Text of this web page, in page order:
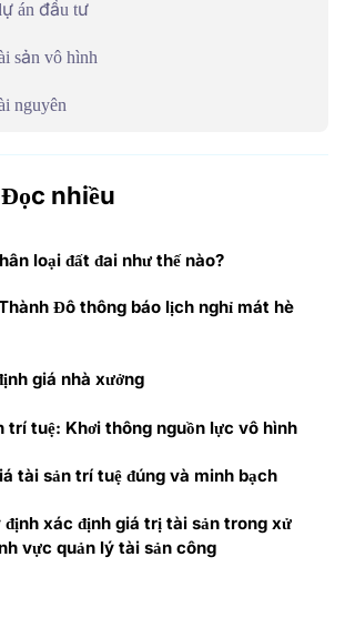
án đầu tư
sản vô hình
nguyên
Đọc nhiều
loại đất đai như thế nào?
Đô thông báo lịch nghỉ mát hè
giá nhà xưởng
trí tuệ: Khơi thông nguồn lực vô hình
tài sản trí tuệ đúng và minh bạch
định xác định giá trị tài sản trong xử
vực quản lý tài sản công